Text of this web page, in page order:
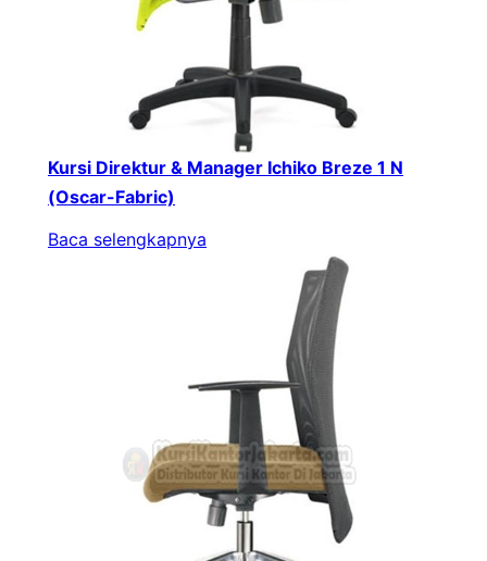
Kursi Direktur & Manager Ichiko Breze 1 N
(Oscar-Fabric)
Baca selengkapnya